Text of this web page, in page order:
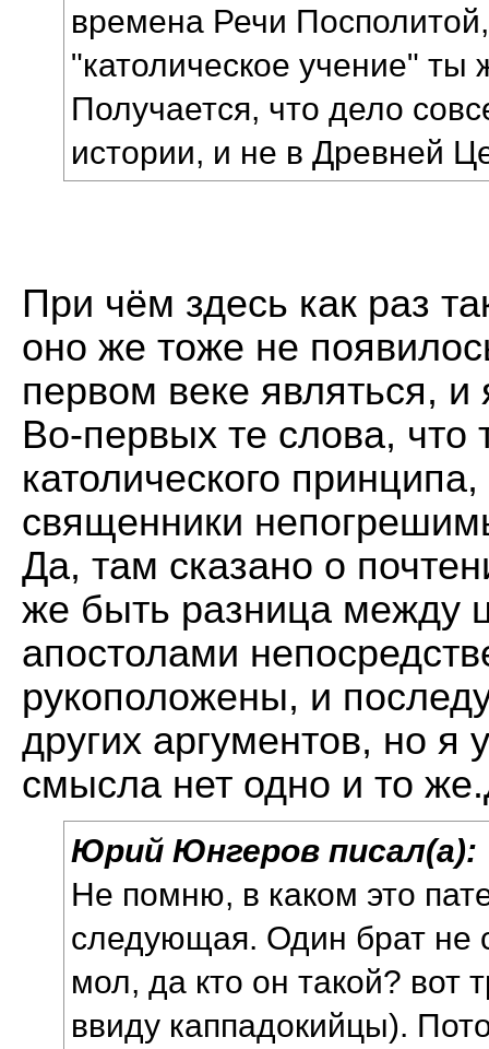
времена Речи
"католическое учение" ты
Получается, что дело
истории, и не в Древней
При чём здесь как раз
оно же тоже не
первом веке являться, и
Во-первых те слова, что
католического
священники
Да, там сказано о
же быть разница между
апостолами
рукоположены, и
других аргументов, но я
смысла нет одно и то
Юрий Юнгеров писал(а):
Не помню, в каком это
следующая. Один брат не
мол, да кто он такой? вот
ввиду каппадокийцы).